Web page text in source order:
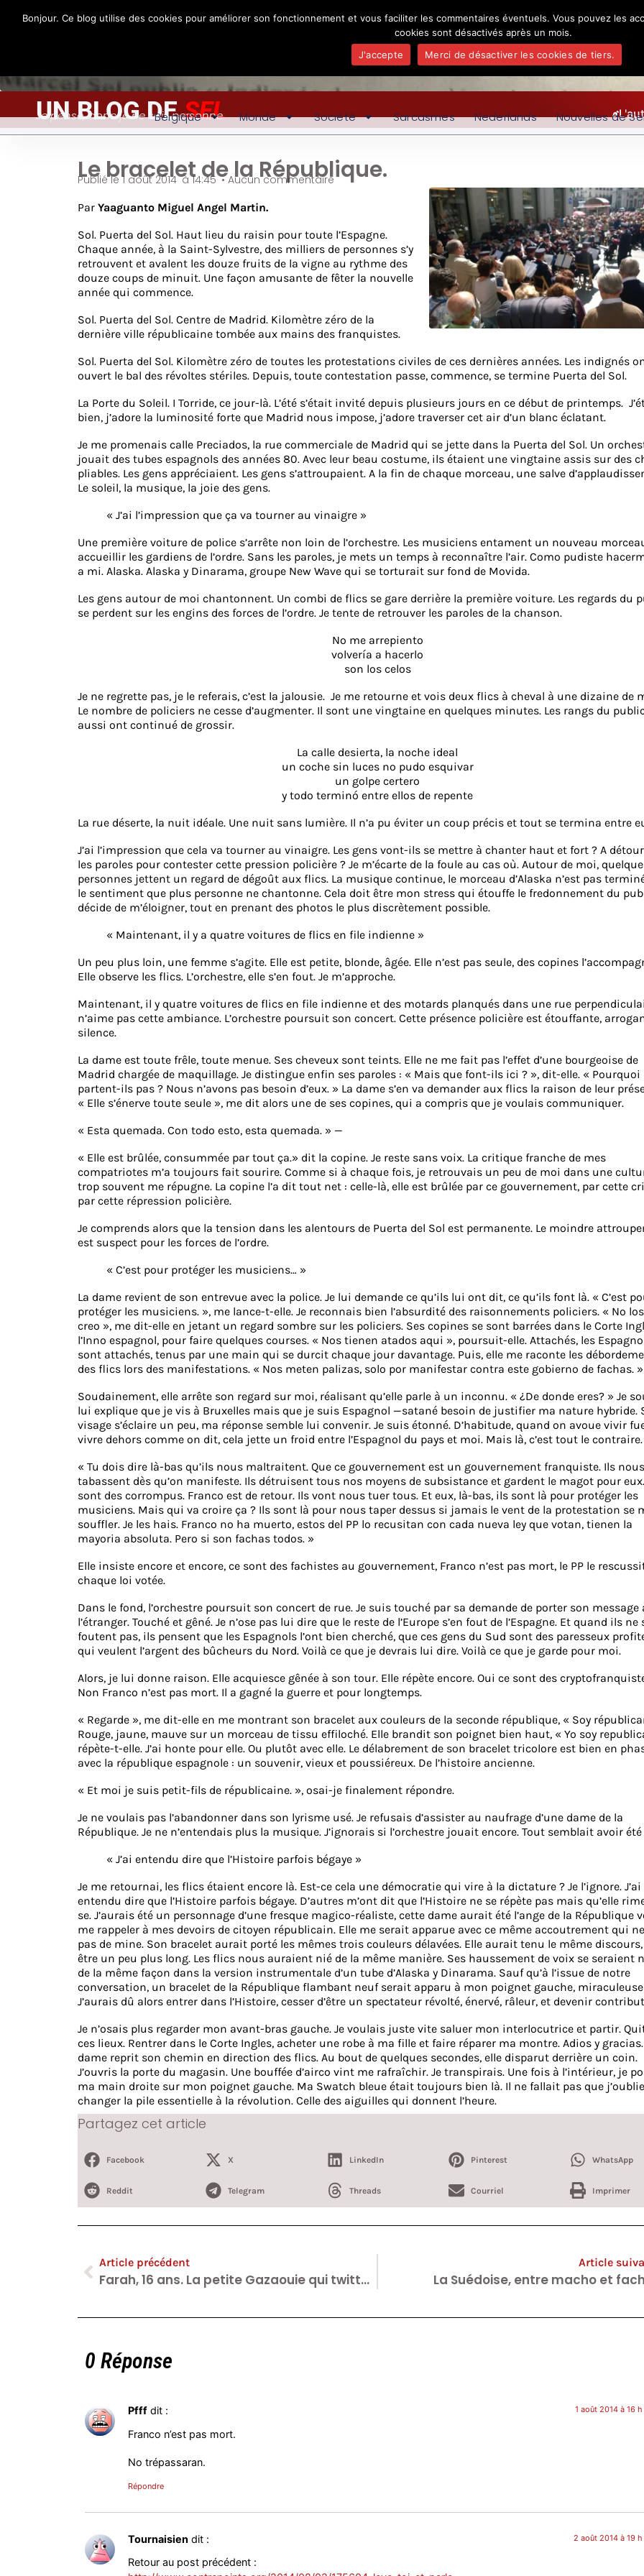
UN BLOG DESEL
Je pense, donc je ne suis personne
Belgique Monde Société Sarcasmes Nederlands Nouvelles de
Le bracelet de la République.
Publié le1 août 2014 à 14:45 •Aucun commentaire
Partagez cet article
ParYaaguanto Miguel Angel Martin.
Sol. Puerta del Sol. Haut lieu du raisin pour toute l’Espagne.
Chaque année, à la Saint-Sylvestre, des milliers de personnes s’y
retrouvent et avalent les douze fruits de la vigne au rythme des
douze coups de minuit. Une façon amusante de fêter la nouvelle
année qui commence.
Sol. Puerta del Sol. Centre de Madrid. Kilomètre zéro de la
dernière ville républicaine tombée aux mains des franquistes.
Sol. Puerta del Sol. Kilomètre zéro de toutes les protestations civiles de ces dernières années. Les indignés
ouvert le bal des révoltes stériles. Depuis, toute contestation passe, commence, se termine Puerta del Sol.
La Porte du Soleil. I Torride, ce jour-là. L’été s’était invité depuis plusieurs jours en ce début de printemps.
bien, j’adore la luminosité forte que Madrid nous impose, j’adore traverser cet air d’un blanc éclatant.
Je me promenais calle Preciados, la rue commerciale de Madrid qui se jette dans la Puerta del Sol. Un
jouait des tubes espagnols des années 80. Avec leur beau costume, ils étaient une vingtaine assis sur des
pliables. Les gens appréciaient. Les gens s’attroupaient. A la fin de chaque morceau, une salve
Le soleil, la musique, la joie des gens.
« J’ai l’impression que ça va tourner au vinaigre »
Une première voiture de police s’arrête non loin de l’orchestre. Les musiciens entament un nouveau
accueillir les gardiens de l’ordre. Sans les paroles, je mets un temps à reconnaître l’air. Como pudiste
a mi. Alaska. Alaska y Dinarama, groupe New Wave qui se torturait sur fond de Movida.
Les gens autour de moi chantonnent. Un combi de flics se gare derrière la première voiture. Les regards du
se perdent sur les engins des forces de l’ordre. Je tente de retrouver les paroles de la chanson.
No me arrepiento
volvería a hacerlo
son los celos
Je ne regrette pas, je le referais, c’est la jalousie.Je me retourne et vois deux flics à cheval à une dizaine de
Le nombre de policiers ne cesse d’augmenter. Il sont une vingtaine en quelques minutes. Les rangs du
aussi ont continué de grossir.
La calle desierta, la noche ideal
un coche sin luces no pudo esquivar
un golpe certero
y todo terminó entre ellos de repente
La rue déserte, la nuit idéale. Une nuit sans lumière. Il n’a pu éviter un coup précis et tout se termina entre
J’ai l’impression que cela va tourner au vinaigre. Les gens vont-ils se mettre à chanter haut et fort ? A
les paroles pour contester cette pression policière ? Je m’écarte de la foule au cas où. Autour de moi,
personnes jettent un regard de dégoût aux flics. La musique continue, le morceau d’Alaska n’est pas
le sentiment que plus personne ne chantonne. Cela doit être mon stress qui étouffe le fredonnement du
décide de m’éloigner, tout en prenant des photos le plus discrètement possible.
« Maintenant, il y a quatre voitures de flics en file indienne »
Un peu plus loin, une femme s’agite. Elle est petite, blonde, âgée. Elle n’est pas seule, des copines
Elle observe les flics. L’orchestre, elle s’en fout. Je m’approche.
Maintenant, il y quatre voitures de flics en file indienne et des motards planqués dans une rue
n’aime pas cette ambiance. L’orchestre poursuit son concert. Cette présence policière est étouffante,
silence.
La dame est toute frêle, toute menue. Ses cheveux sont teints. Elle ne me fait pas l’effet d’une bourgeoise de
Madrid chargée de maquillage. Je distingue enfin ses paroles : « Mais que font-ils ici ? », dit-elle. « Pourquoi
partent-ils pas ? Nous n’avons pas besoin d’eux. » La dame s’en va demander aux flics la raison de leur
« Elle s’énerve toute seule », me dit alors une de ses copines, qui a compris que je voulais communiquer.
« Esta quemada. Con todo esto, esta quemada. » —
« Elle est brûlée, consummée par tout ça.» dit la copine. Je reste sans voix. La critique franche de mes
compatriotes m’a toujours fait sourire. Comme si à chaque fois, je retrouvais un peu de moi dans une
trop souvent me répugne. La copine l’a dit tout net : celle-là, elle est brûlée par ce gouvernement, par cette
par cette répression policière.
Je comprends alors que la tension dans les alentours de Puerta del Sol est permanente. Le moindre
est suspect pour les forces de l’ordre.
« C’est pour protéger les musiciens… »
La dame revient de son entrevue avec la police. Je lui demande ce qu’ils lui ont dit, ce qu’ils font là. « C’est
protéger les musiciens. », me lance-t-elle. Je reconnais bien l’absurdité des raisonnements policiers. « No los
creo », me dit-elle en jetant un regard sombre sur les policiers. Ses copines se sont barrées dans le Corte
l’Inno espagnol, pour faire quelques courses. « Nos tienen atados aqui », poursuit-elle. Attachés, les
sont attachés, tenus par une main qui se durcit chaque jour davantage. Puis, elle me raconte les
des flics lors des manifestations. « Nos meten palizas, solo por manifestar contra este gobierno de fachas. »
Soudainement, elle arrête son regard sur moi, réalisant qu’elle parle à un inconnu. « ¿De donde eres? » Je
lui explique que je vis à Bruxelles mais que je suis Espagnol —satané besoin de justifier ma nature hybride.
visage s’éclaire un peu, ma réponse semble lui convenir. Je suis étonné. D’habitude, quand on avoue vivir
vivre dehors comme on dit, cela jette un froid entre l’Espagnol du pays et moi. Mais là, c’est tout le contraire.
« Tu dois dire là-bas qu’ils nous maltraitent. Que ce gouvernement est un gouvernement franquiste. Ils nous
tabassent dès qu’on manifeste. Ils détruisent tous nos moyens de subsistance et gardent le magot pour
sont des corrompus. Franco est de retour. Ils vont nous tuer tous. Et eux, là-bas, ils sont là pour protéger les
musiciens. Mais qui va croire ça ? Ils sont là pour nous taper dessus si jamais le vent de la protestation se
souffler. Je les hais. Franco no ha muerto, estos del PP lo recusitan con cada nueva ley que votan, tienen la
mayoria absoluta. Pero si son fachas todos. »
Elle insiste encore et encore, ce sont des fachistes au gouvernement, Franco n’est pas mort, le PP le
chaque loi votée.
Dans le fond, l’orchestre poursuit son concert de rue. Je suis touché par sa demande de porter son message
l’étranger. Touché et gêné. Je n’ose pas lui dire que le reste de l’Europe s’en fout de l’Espagne. Et quand ils ne
foutent pas, ils pensent que les Espagnols l’ont bien cherché, que ces gens du Sud sont des paresseux
qui veulent l’argent des bûcheurs du Nord. Voilà ce que je devrais lui dire. Voilà ce que je garde pour moi.
Alors, je lui donne raison. Elle acquiesce gênée à son tour. Elle répète encore. Oui ce sont des
Non Franco n’est pas mort. Il a gagné la guerre et pour longtemps.
« Regarde », me dit-elle en me montrant son bracelet aux couleurs de la seconde république, « Soy
Rouge, jaune, mauve sur un morceau de tissu effiloché. Elle brandit son poignet bien haut, « Yo soy
répète-t-elle. J’ai honte pour elle. Ou plutôt avec elle. Le délabrement de son bracelet tricolore est bien en
avec la république espagnole : un souvenir, vieux et poussiéreux. De l’histoire ancienne.
« Et moi je suis petit-fils de républicaine. », osai-je finalement répondre.
Je ne voulais pas l’abandonner dans son lyrisme usé. Je refusais d’assister au naufrage d’une dame de la
République. Je ne n’entendais plus la musique. J’ignorais si l’orchestre jouait encore. Tout semblait avoir
« J’ai entendu dire que l’Histoire parfois bégaye »
Je me retournai, les flics étaient encore là. Est-ce cela une démocratie qui vire à la dictature ? Je l’ignore. J’ai
entendu dire que l’Histoire parfois bégaye. D’autres m’ont dit que l’Histoire ne se répète pas mais qu’elle
se. J’aurais été un personnage d’une fresque magico-réaliste, cette dame aurait été l’ange de la République
me rappeler à mes devoirs de citoyen républicain. Elle me serait apparue avec ce même accoutrement qui
pas de mine. Son bracelet aurait porté les mêmes trois couleurs délavées. Elle aurait tenu le même
être un peu plus long. Les flics nous auraient nié de la même manière. Ses haussement de voix se seraient
de la même façon dans la version instrumentale d’un tube d’Alaska y Dinarama. Sauf qu’à l’issue de notre
conversation, un bracelet de la République flambant neuf serait apparu à mon poignet gauche,
J’aurais dû alors entrer dans l’Histoire, cesser d’être un spectateur révolté, énervé, râleur, et devenir
Je n’osais plus regarder mon avant-bras gauche. Je voulais juste vite saluer mon interlocutrice et partir.
ces lieux. Rentrer dans le Corte Ingles, acheter une robe à ma fille et faire réparer ma montre. Adios y gracias.
dame reprit son chemin en direction des flics. Au bout de quelques secondes, elle disparut derrière un coin.
J’ouvris la porte du magasin. Une bouffée d’airco vint me rafraîchir. Je transpirais. Une fois à l’intérieur, je
ma main droite sur mon poignet gauche. Ma Swatch bleue était toujours bien là. Il ne fallait pas que
changer la pile essentielle à la révolution. Celle des aiguilles qui donnent l’heure.
Facebook X LinkedIn Pinterest WhatsApp
Reddit Telegram Threads Courriel Imprimer
Article précédent
Farah, 16 ans. La petite Gazaouie qui twitte sous les bombes.
Article
La Suédoise, entre macho et
0 Réponse
Pfff dit : 1 août 2014 à 16
Franco n’est pas mort.
No trépassaran.
Répondre
Tournaisien dit : 2 août 2014 à 19
Retour au post précédent :
Bonjour. Ce blog utilise des cookies pour améliorer son fonctionnement et vous faciliter les commentaires éventuels. Vous pouvez les
cookies sont désactivés après un mois.
J'accepte
Merci de désactiver les cookies de tiers.